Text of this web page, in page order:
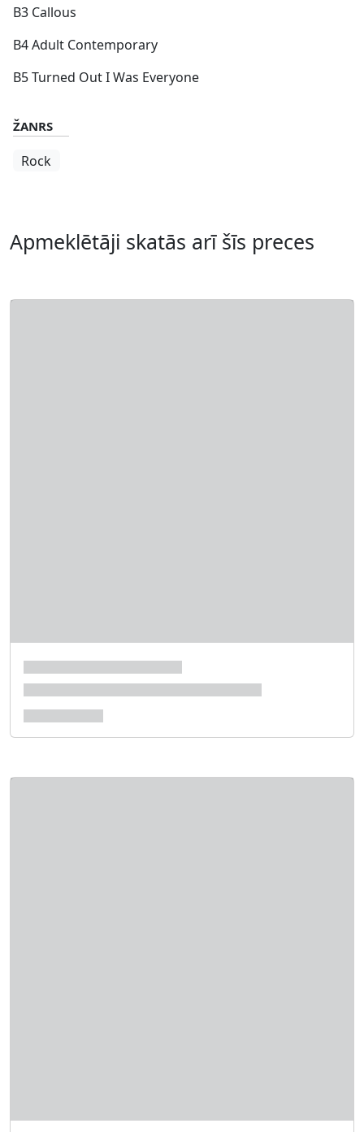
B3 Callous
B4 Adult Contemporary
B5 Turned Out I Was Everyone
ŽANRS
Rock
Apmeklētāji skatās arī šīs preces